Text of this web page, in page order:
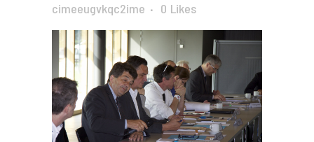
cimeeugvkqc2ime
0 Likes